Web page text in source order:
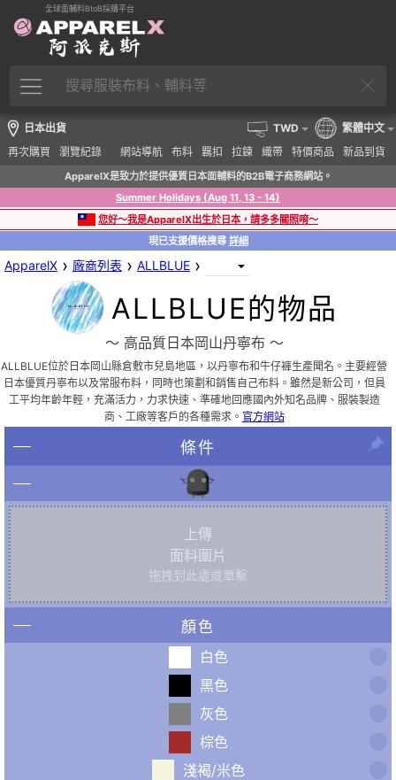
全球面輔料BtoB採購平台
日本出貨
再次購買
瀏覽紀錄 網站導航 布料 羈扣 拉鍊 織帶 特價商品 新品到貨
TWD 繁體中文
ApparelX是致力於提供優質日本面輔料的B2B電子商務網站。
Summer Holidays (Aug 11, 13 - 14)
您好～我是ApparelX出生於日本，請多多關照唷～
現已支援價格搜尋 詳細
ApparelX › 廠商列表 › ALLBLUE ›
ALLBLUE的物品
〜 高品質日本岡山丹寧布 〜
ALLBLUE位於日本岡山縣倉敷市兒島地區，以丹寧布和牛仔褲生產聞名。主要經營
日本優質丹寧布以及常服布料，同時也策劃和銷售自己布料。雖然是新公司，但員
工平均年齡年輕，充滿活力，力求快速、準確地回應國內外知名品牌、服裝製造
商、工廠等客戶的各種需求。 官方網站
條件
上傳
面料圖片
拖拽到此處或單擊
顏色
白色
黑色
灰色
棕色
淺褐/米色